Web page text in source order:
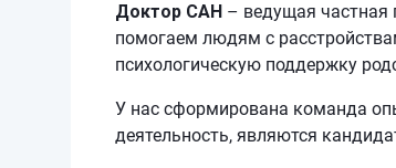
Доктор САН – ведущая частная
помогаем людям с
психологическую поддержку
У нас сформирована команда
деятельность, являются